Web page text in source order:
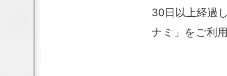
30日以上経過
ナミ」をご利